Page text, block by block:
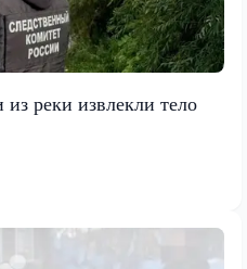
реки извлекли тело